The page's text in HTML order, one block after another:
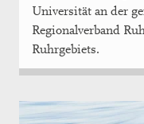
Universität an der
Regionalverband
Ruhrgebiets.